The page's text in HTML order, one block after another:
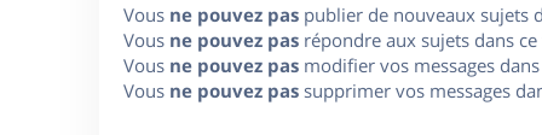
Vous ne pouvez pas publier de nouveaux sujets
Vous ne pouvez pas répondre aux sujets dans
Vous ne pouvez pas modifier vos messages
Vous ne pouvez pas supprimer vos messages